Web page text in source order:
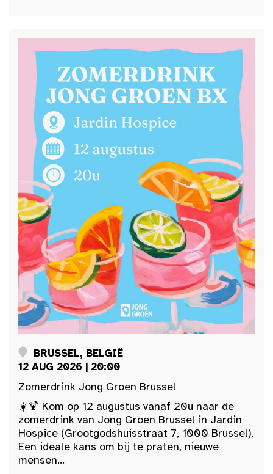
BRUSSEL, BELGIË
12 AUG 2026 | 20:00
Zomerdrink Jong Groen Brussel
☀️🍹 Kom op 12 augustus vanaf 20u naar de
zomerdrink van Jong Groen Brussel in Jardin
Hospice (Grootgodshuisstraat 7, 1000 Brussel).
Een ideale kans om bij te praten, nieuwe
mensen...